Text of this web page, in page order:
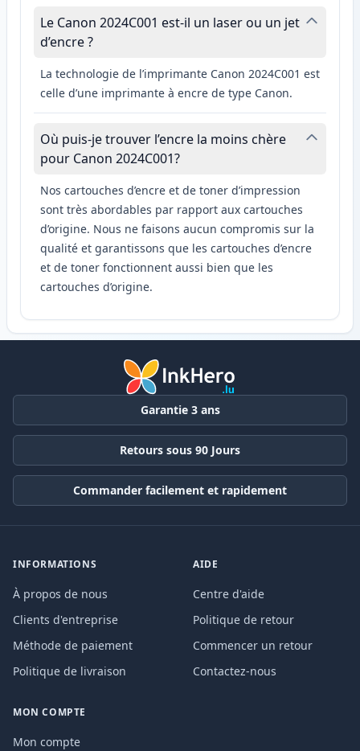
Le Canon 2024C001 est-il un laser ou un jet
d’encre ?
La technologie de l’imprimante Canon 2024C001 est
celle d’une imprimante à encre de type Canon.
Où puis-je trouver l’encre la moins chère
pour Canon 2024C001?
Nos cartouches d’encre et de toner d’impression
sont très abordables par rapport aux cartouches
d’origine. Nous ne faisons aucun compromis sur la
qualité et garantissons que les cartouches d’encre
et de toner fonctionnent aussi bien que les
cartouches d’origine.
Garantie 3 ans
Retours sous 90 Jours
Commander facilement et rapidement
INFORMATIONS
À propos de nous
Clients d'entreprise
Méthode de paiement
Politique de livraison
AIDE
Centre d'aide
Politique de retour
Commencer un retour
Contactez-nous
MON COMPTE
Mon compte